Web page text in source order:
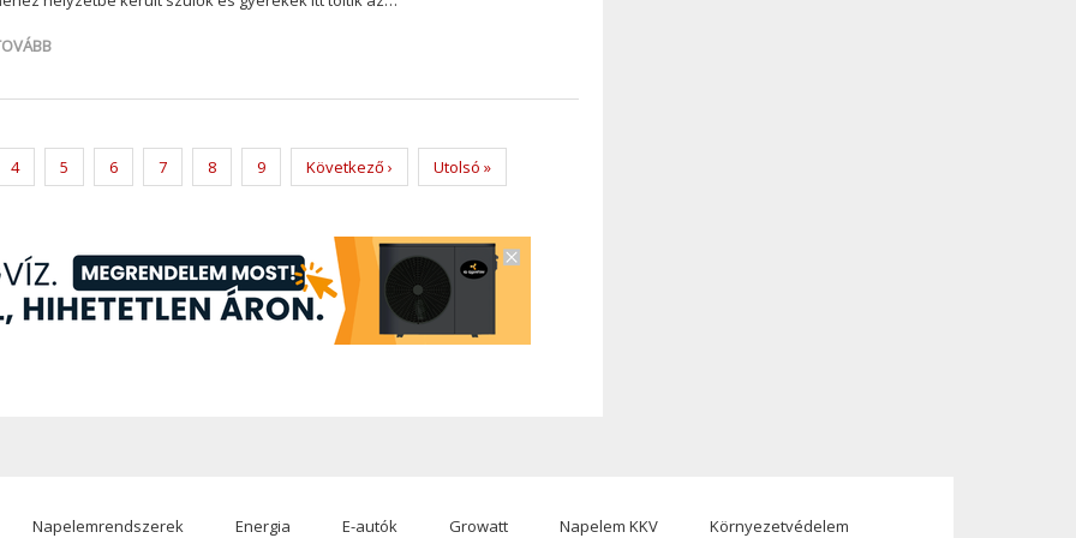
Page
4 Page
5 Page
6 Page
7 Page
8 Page
9
Next
page
Következő ›
Last
page
Utolsó »
Napelemrendszerek Energia E-autók Growatt Napelem KKV Környezetvédelem